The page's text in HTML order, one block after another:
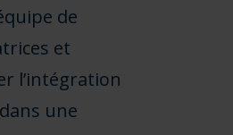
de
et
l’intégration
une